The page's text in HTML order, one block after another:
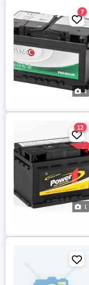
1
7
1
12